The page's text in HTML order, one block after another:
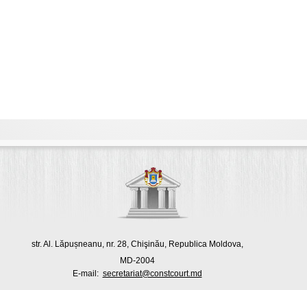
str. Al. Lăpușneanu, nr. 28, Chişinău, Republica Moldova,
MD-2004
E-mail: secretariat@constcourt.md